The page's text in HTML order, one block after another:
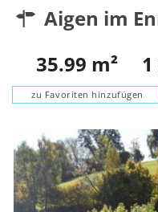
Aigen im
35.99 m² 1
zu Favoriten hinzufügen